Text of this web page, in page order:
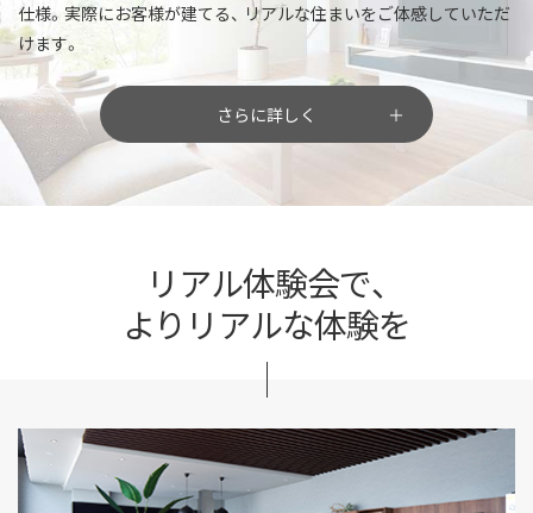
仕様。実際にお客様が建てる、 リアルな住まいをご体感していただ
けます。
さらに詳しく
リアル体験会で、
よりリアルな体験を